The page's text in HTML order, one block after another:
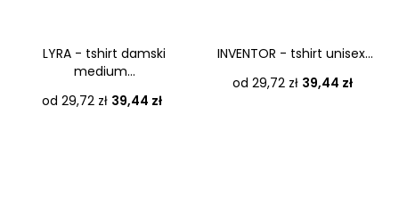
LYRA - tshirt damski
medium...
od 29,72 zł Cena
39,44 zł
INVENTOR - tshirt unisex...
od 29,72 zł Cena
39,44 zł